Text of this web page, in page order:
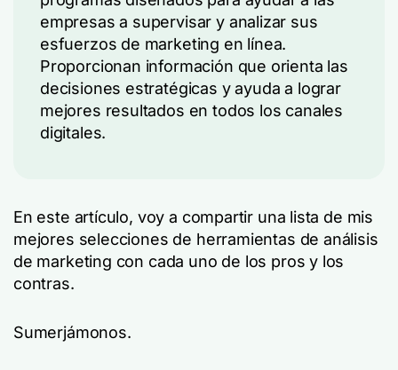
empresas a supervisar y analizar sus
esfuerzos de marketing en línea.
Proporcionan información que orienta las
decisiones estratégicas y ayuda a lograr
mejores resultados en todos los canales
digitales.
En este artículo, voy a compartir una lista de mis
mejores selecciones de herramientas de análisis
de marketing con cada uno de los pros y los
contras.
Sumerjámonos.